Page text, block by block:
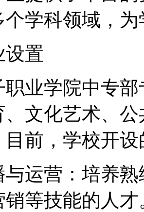
个学科领域，
设置
职业学院中专
、文化艺术、
目前，学校开
与运营：培养
销等技能的人才